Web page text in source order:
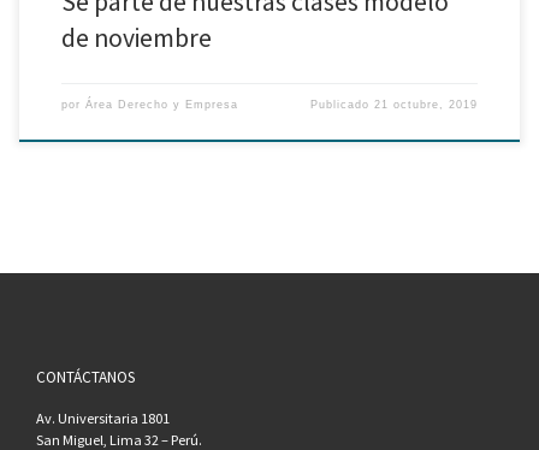
de noviembre
por Área Derecho y Empresa Publicado 21 octubre, 2019
CONTÁCTANOS
Av. Universitaria 1801
San Miguel, Lima 32 – Perú.